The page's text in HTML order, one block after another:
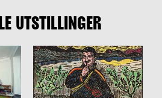
UTSTILLINGER